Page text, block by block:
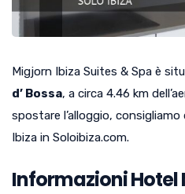
Migjorn Ibiza Suites & Spa è
d’ Bossa, a circa 4.46 km
spostare l’alloggio,
Ibiza in Soloibiza.com.
Informazioni Hotel